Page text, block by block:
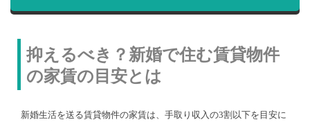
抑えるべき？新婚で住む賃貸物件
の家賃の目安とは
新婚生活を送る賃貸物件の家賃は、手取り収入の3割以下を目安に